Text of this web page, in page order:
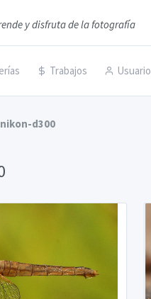
y disfruta de la fotografía
Trabajos
d300